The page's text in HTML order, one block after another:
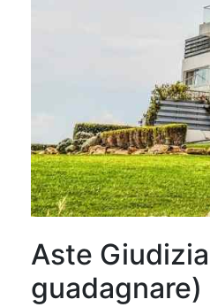
Aste
guadagnare)